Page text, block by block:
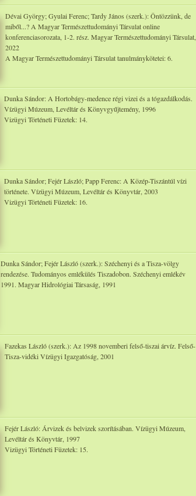
Dévai György; Gyulai Ferenc; Tardy János (szerk.): Öntözzünk, de
miből...? A Magyar Természettudományi Társulat online
konferenciasorozata, 1-2. rész. Magyar Természettudományi Társulat,
2022
A Magyar Természettudományi Társulat tanulmánykötetei: 6.
Dunka Sándor: A Hortobágy-medence régi vizei és a tógazdálkodás.
Vízügyi Múzeum, Levéltár és Könyvgyűjtemény, 1996
Vizügyi Történeti Füzetek: 14.
Dunka Sándor; Fejér László; Papp Ferenc: A Közép-Tiszántúl vízi
története. Vízügyi Múzeum, Levéltár és Könyvtár, 2003
Vizügyi Történeti Füzetek: 16.
Dunka Sándor; Fejér László (szerk.): Széchenyi és a Tisza-völgy
rendezése. Tudományos emlékülés Tiszadobon. Széchenyi emlékév
1991. Magyar Hidrológiai Társaság, 1991
Fazekas László (szerk.): Az 1998 novemberi felső-tiszai árvíz. Felső-
Tisza-vidéki Vízügyi Igazgatóság, 2001
Fejér László: Árvizek és belvizek szorításában. Vízügyi Múzeum,
Levéltár és Könyvtár, 1997
Vizügyi Történeti Füzetek: 15.